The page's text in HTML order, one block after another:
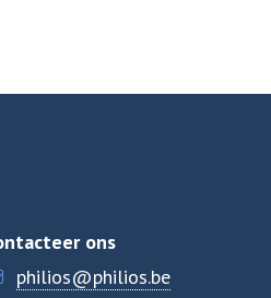
ons
philios@philios.be